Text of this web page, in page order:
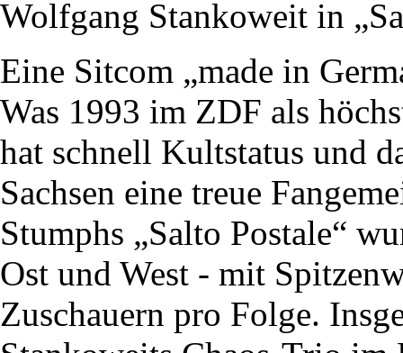
Wolfgang Stankoweit in
Eine Sitcom „made in
Was 1993 im ZDF als
hat schnell Kultstatus und
Sachsen eine treue
Stumphs „Salto Postale“
Ost und West - mit
Zuschauern pro Folge.